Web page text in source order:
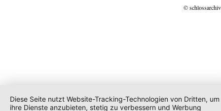
©
Diese Seite nutzt Website-Tracking-Technologien von Dritten, um
ihre Dienste anzubieten, stetig zu verbessern und Werbung